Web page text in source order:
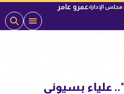
الإدارةعمرو عامر
علياء بسيوني